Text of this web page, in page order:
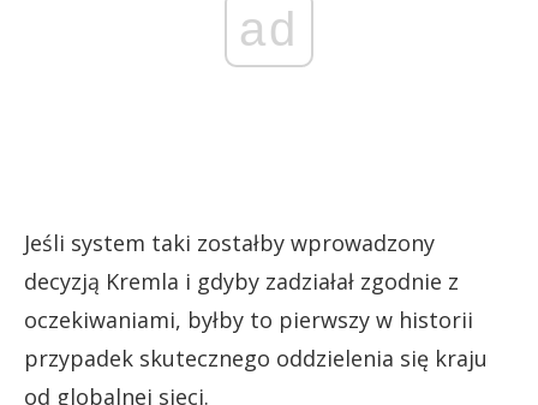
ad
Jeśli system taki zostałby wprowadzony
decyzją Kremla i gdyby zadziałał zgodnie z
oczekiwaniami, byłby to pierwszy w historii
przypadek skutecznego oddzielenia się kraju
od globalnej sieci.